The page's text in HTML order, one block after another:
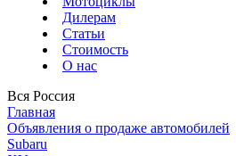
Дилерам
Статьи
Стоимость
О нас
Вся Россия
Главная
Объявления о продаже автомобилей
Subaru